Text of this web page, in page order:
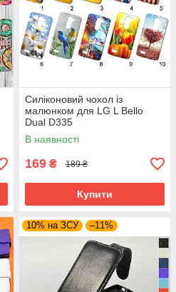
Силіконовий чохол із
малюнком для LG L Bello
Dual D335
В наявності
169 ₴ 189 ₴
Купити
10% на ЗСУ –11%